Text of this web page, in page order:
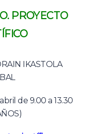
original
era:
€130.00.
actual
es:
PROYECTO
IKASTOLA
de 9.00 a 13.30